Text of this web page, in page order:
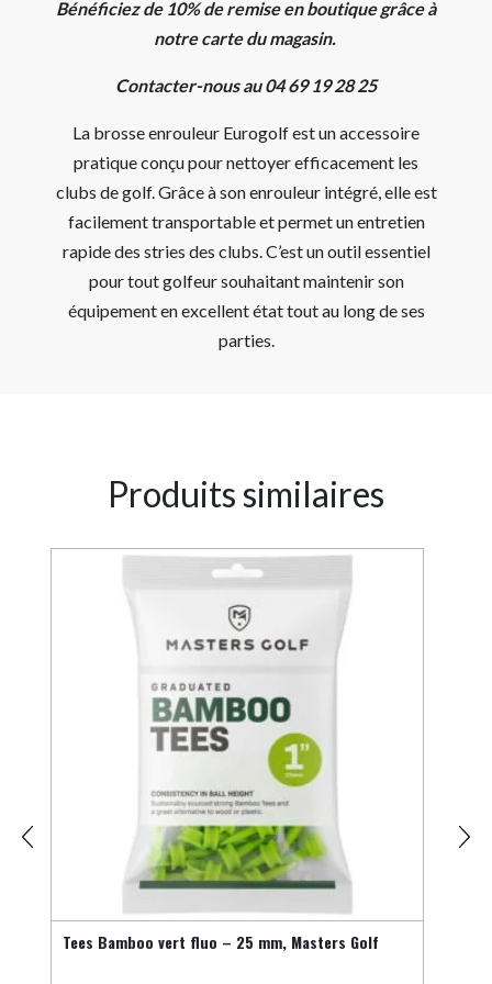
Bénéficiez de 10% de remise en boutique grâce à
notre carte du magasin.
Contacter-nous au 04 69 19 28 25
La brosse enrouleur Eurogolf est un accessoire
pratique conçu pour nettoyer efficacement les
clubs de golf. Grâce à son enrouleur intégré, elle est
facilement transportable et permet un entretien
rapide des stries des clubs. C’est un outil essentiel
pour tout golfeur souhaitant maintenir son
équipement en excellent état tout au long de ses
parties.
Produits similaires
Tees Bamboo vert fluo – 25 mm, Masters Golf